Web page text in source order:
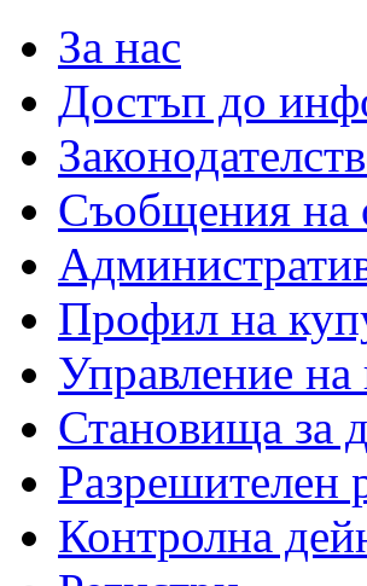
За нас
Достъп до
Съобщения на
Профил на
Управление на
Становища за
Разрешителен
Контролна